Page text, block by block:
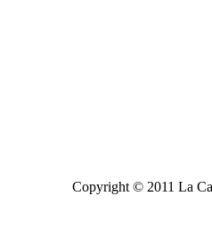
Copyright © 2011 La